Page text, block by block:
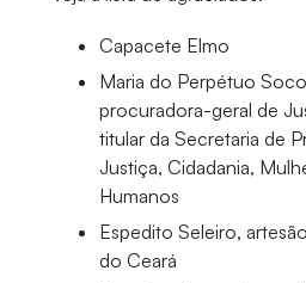
Capacete Elmo
Maria do Perpétuo
procuradora-geral de
titular da Secretaria de
Justiça, Cidadania,
Humanos
Espedito Seleiro,
do Ceará